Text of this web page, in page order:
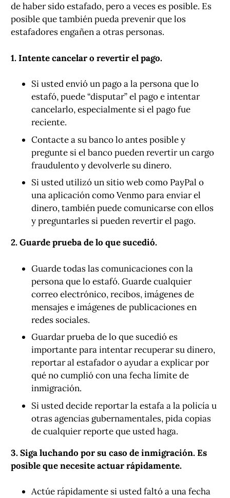
de haber sido estafado, pero a veces es posible. Es
posible que también pueda prevenir que los
estafadores engañen a otras personas.
1. Intente cancelar o revertir el pago.
Si usted envió un pago a la persona que lo
estafó, puede “disputar” el pago e intentar
cancelarlo, especialmente si el pago fue
reciente.
Contacte a su banco lo antes posible y
pregunte si el banco pueden revertir un cargo
fraudulento y devolverle su dinero.
Si usted utilizó un sitio web como PayPal o
una aplicación como Venmo para enviar el
dinero, también puede comunicarse con ellos
y preguntarles si pueden revertir el pago.
2. Guarde prueba de lo que sucedió.
Guarde todas las comunicaciones con la
persona que lo estafó. Guarde cualquier
correo electrónico, recibos, imágenes de
mensajes e imágenes de publicaciones en
redes sociales.
Guardar prueba de lo que sucedió es
importante para intentar recuperar su dinero,
reportar al estafador o ayudar a explicar por
qué no cumplió con una fecha límite de
inmigración.
Si usted decide reportar la estafa a la policía u
otras agencias gubernamentales, pida copias
de cualquier reporte que usted haga.
3. Siga luchando por su caso de inmigración. Es
posible que necesite actuar rápidamente.
Actúe rápidamente si usted faltó a una fecha